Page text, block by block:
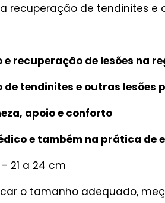
recuperação de tendinites e
e recuperação de lesões na
de tendinites e outras
apoio e conforto
e também na prática de
- 21 a 24 cm
o tamanho adequado,